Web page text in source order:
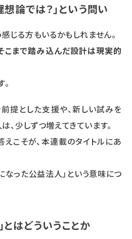
想論では？」という問い
じる方もいるかもしれません。
こまで踏み込んだ設計は現実的
提とした支援や、新しい試みを
、少しずつ増えてきています。
えこそが、本連載のタイトルにあ
なった公益法人」という意味につ
とはどういうことか